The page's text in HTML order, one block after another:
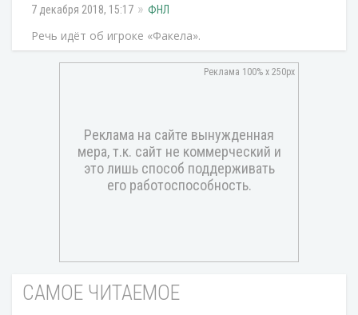
7 декабря 2018, 15:17 ФНЛ
Речь идёт об игроке «Факела».
САМОЕ ЧИТАЕМОЕ